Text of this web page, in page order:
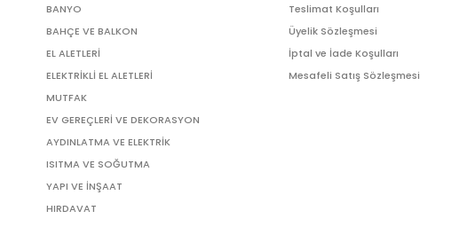
BANYO
BAHÇE VE BALKON
EL ALETLERİ
ELEKTRİKLİ EL ALETLERİ
MUTFAK
EV GEREÇLERİ VE DEKORASYON
AYDINLATMA VE ELEKTRİK
ISITMA VE SOĞUTMA
YAPI VE İNŞAAT
HIRDAVAT
Teslimat Koşulları
Üyelik Sözleşmesi
İptal ve İade Koşulları
Mesafeli Satış Sözleşmesi